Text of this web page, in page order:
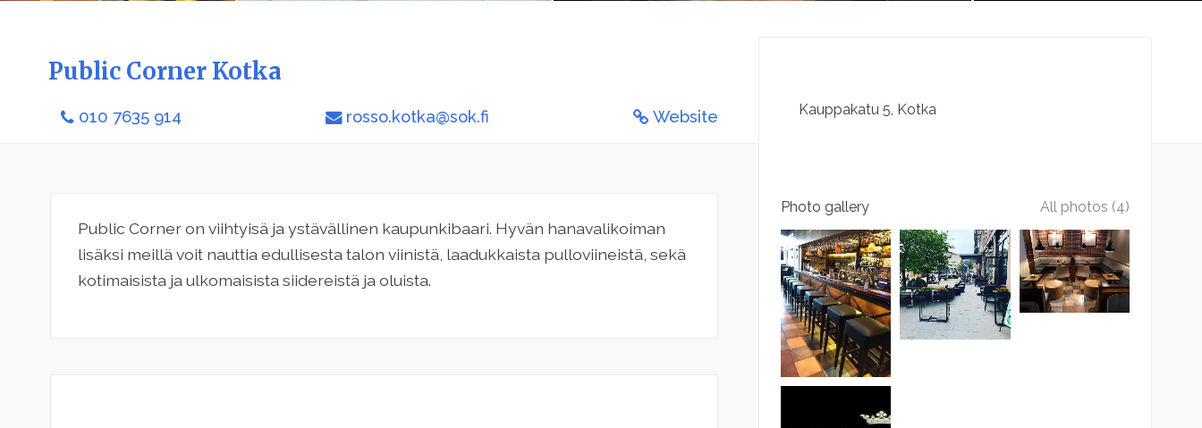
Public Corner Kotka
010 7635 914 rosso.kotka@sok.fi Website
Public Corner on viihtyisä ja ystävällinen kaupunkibaari. Hyvän hanavalikoiman
lisäksi meillä voit nauttia edullisesta talon viinistä, laadukkaista pulloviineistä, sekä
kotimaisista ja ulkomaisista siidereistä ja oluista.
Kauppakatu 5 Kotka
Photo gallery All photos (4)